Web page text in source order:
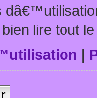
lire tout
|